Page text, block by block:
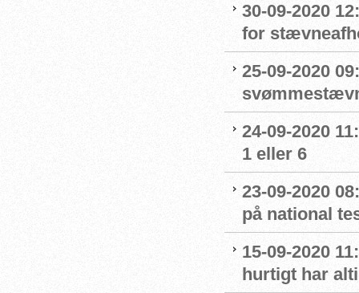
30-09-2020
for
25-09-2020
24-09-2020
1 eller 6
23-09-2020
på national
15-09-2020
hurtigt har